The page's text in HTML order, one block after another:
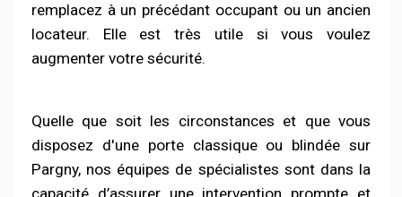
remplacez à un précédant occupant ou un ancien
locateur. Elle est très utile si vous voulez
augmenter votre sécurité.
Quelle que soit les circonstances et que vous
disposez d'une porte classique ou blindée sur
Pargny, nos équipes de spécialistes sont dans la